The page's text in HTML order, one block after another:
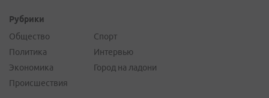
Рубрики
Общество
Политика
Экономика
Происшествия
Спорт
Интервью
Город на ладони